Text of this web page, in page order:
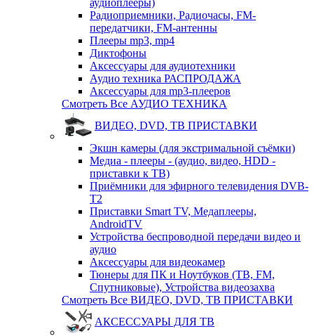
аудиоплееры)
Радиоприемники, Радиочасы, FM-
передатчики, FM-антенны
Плееры mp3, mp4
Диктофоны
Аксессуары для аудиотехники
Аудио техника РАСПРОДАЖА
Аксессуары для mp3-плееров
Смотреть Все АУДИО ТЕХНИКА
ВИДЕО, DVD, ТВ ПРИСТАВКИ
Экшн камеры (для экстримальной съёмки)
Медиа - плееры - (аудио, видео, HDD -
приставки к ТВ)
Приёмники для эфирного телевидения DVB-
T2
Приставки Smart TV, Медаплееры,
AndroidTV
Устройства беспроводной передачи видео и
аудио
Аксессуары для видеокамер
Тюнеры для ПК и Ноутбуков (ТВ, FM,
Спутниковые), Устройства видеозахва
Смотреть Все ВИДЕО, DVD, ТВ ПРИСТАВКИ
АКСЕССУАРЫ ДЛЯ ТВ